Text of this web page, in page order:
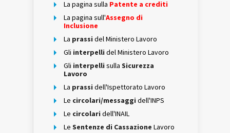
La pagina sulla Patente a crediti
La pagina sull'Assegno di
Inclusione
La prassi del Ministero Lavoro
Gli interpelli del Ministero Lavoro
Gli interpelli sulla Sicurezza
Lavoro
La prassi dell'Ispettorato Lavoro
Le circolari/messaggi dell'INPS
Le circolari dell'INAIL
Le Sentenze di Cassazione Lavoro